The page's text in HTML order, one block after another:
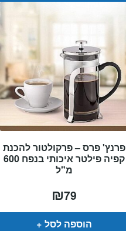
פרנץ' פרס – פרקולטור להכנת
קפיה פילטר איכותי בנפח 600
מ"ל
₪79
הוספה לסל